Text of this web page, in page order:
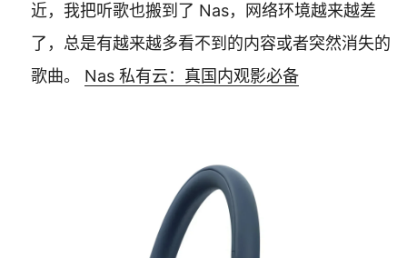
近，我把听歌也搬到了 Nas，网络环境越来越差
了，总是有越来越多看不到的内容或者突然消失的
歌曲。 Nas 私有云：真国内观影必备